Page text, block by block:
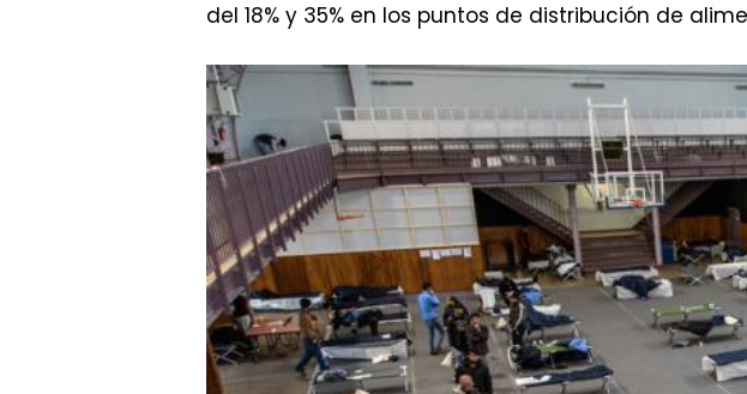
del 18% y 35% en los puntos de distribución de